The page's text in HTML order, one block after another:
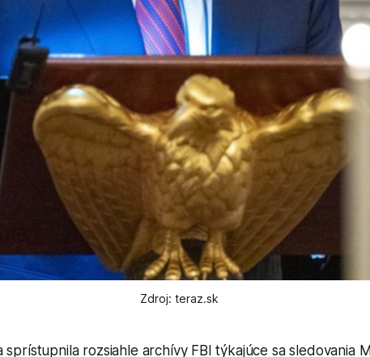
Zdroj: teraz.sk
sprístupnila rozsiahle archívy FBI týkajúce sa sledovania